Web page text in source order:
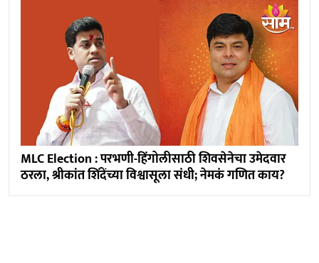
MLC Election : परभणी-हिंगोलीसाठी शिवसेनेचा उमेदवार
ठरला, श्रीकांत शिंदेंच्या विश्वासूला संधी; नेमकं गणित काय?